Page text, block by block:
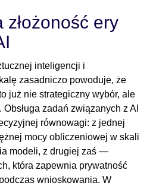
ery
inteligencji i
zasadniczo powoduje, że
już nie strategiczny wybór, ale
. Obsługa zadań związanych z AI
równowagi: z jednej
mocy obliczeniowej w skali
modeli, z drugiej zaś —
która zapewnia prywatność
wnioskowania. W